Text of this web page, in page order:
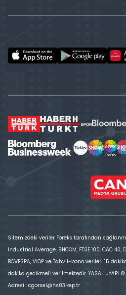
Sitemizdeki veriler Foreks tarafından
Industrial Average, SHCOM, FTSE 100, CAC 40,
BOVESPA, VİOP ve Tahvil-bono verileri 15
dakika gecikmeli verilmektedir. YASAL UYARI
Adresi : cgorsel@hs03.kep.tr